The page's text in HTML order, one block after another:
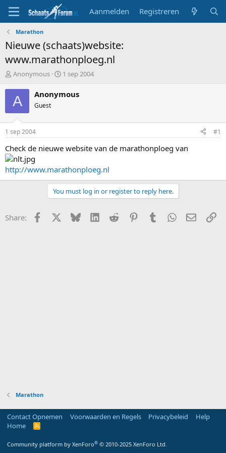
Aanmelden Registreren
Marathon
Nieuwe (schaats)website:
www.marathonploeg.nl
T
p
i
s
a
r
t
e
r
Anonymous
S
a
t
u
1 sep 2004
A Anonymous
Guest
1 sep 2004 #1
Check de nieuwe website van de marathonploeg van
http://www.marathonploeg.nl
You must log in or register to reply here.
Share: Facebook Bluesky LinkedInReddit PinterestTumblrWhatsApp
E-mail
Marathon
Contact Opnemen Voorwaarden en Regels Privacybeleid
Help
Home
R
Community platform by XenForo® © 2010-2025 XenForo Ltd.